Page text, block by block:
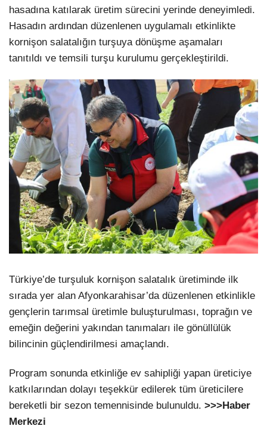
hasadına katılarak üretim sürecini yerinde deneyimledi.
Hasadın ardından düzenlenen uygulamalı etkinlikte
kornişon salatalığın turşuya dönüşme aşamaları
tanıtıldı ve temsili turşu kurulumu gerçekleştirildi.
Türkiye’de turşuluk kornişon salatalık üretiminde ilk
sırada yer alan Afyonkarahisar’da düzenlenen etkinlikle
gençlerin tarımsal üretimle buluşturulması, toprağın ve
emeğin değerini yakından tanımaları ile gönüllülük
bilincinin güçlendirilmesi amaçlandı.
Program sonunda etkinliğe ev sahipliği yapan üreticiye
katkılarından dolayı teşekkür edilerek tüm üreticilere
bereketli bir sezon temennisinde bulunuldu. >>>Haber
Merkezi